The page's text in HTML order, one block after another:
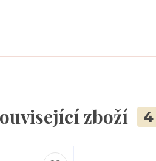
zboží 4